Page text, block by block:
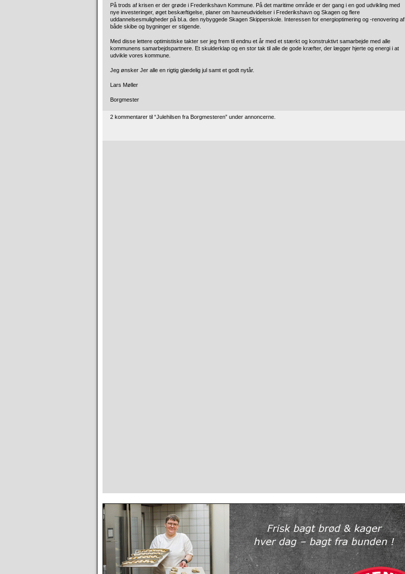
På trods af krisen er der grøde i Frederikshavn Kommune. På det maritime område er der gang i en god udvikling med
nye investeringer, øget beskæftigelse, planer om havneudvidelser i Frederikshavn og Skagen og flere
uddannelsesmuligheder på bl.a. den nybyggede Skagen Skipperskole. Interessen for energioptimering og -renovering af
både skibe og bygninger er stigende.
Med disse lettere optimistiske takter ser jeg frem til endnu et år med et stærkt og konstruktivt samarbejde med alle
kommunens samarbejdspartnere. Et skulderklap og en stor tak til alle de gode kræfter, der lægger hjerte og energi i at
udvikle vores kommune.
Jeg ønsker Jer alle en rigtig glædelig jul samt et godt nytår.
Lars Møller
Borgmester
2 kommentarer til “Julehilsen fra Borgmesteren” under annoncerne.